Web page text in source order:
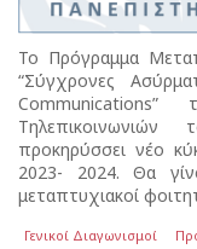
To Πρόγραμμα
“Σύγχρονες
Τηλεπικοινωνιών
προκηρύσσει νέο
2023- 2024. Θα
μεταπτυχιακοί
Γενικοί Διαγωνισμοί